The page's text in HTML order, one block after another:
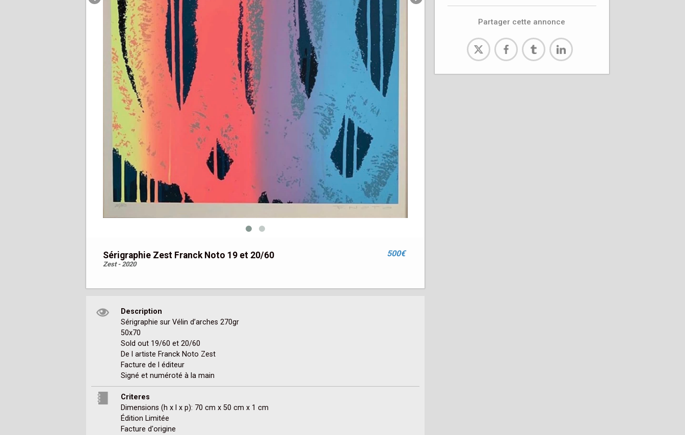
Sérigraphie Zest Franck Noto 19 et 20/60
Zest - 2020
500€
Description
Sérigraphie sur Vélin d’arches 270gr
50x70
Sold out 19/60 et 20/60
De l artiste Franck Noto Zest
Facture de l éditeur
Signé et numéroté à la main
Criteres
Dimensions (h x l x p): 70 cm x 50 cm x 1 cm
Édition Limitée
Facture d'origine
Partager cette annonce